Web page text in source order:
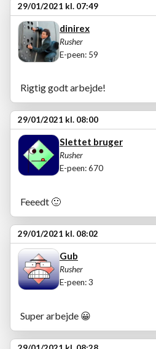
29/01/2021 kl. 07:49
dinirex
Rusher
E-peen: 59
Rigtig godt arbejde!
29/01/2021 kl. 08:00
Slettet bruger
Rusher
E-peen: 670
Feeedt 🙂
29/01/2021 kl. 08:02
Gub
Rusher
E-peen: 3
Super arbejde 😀